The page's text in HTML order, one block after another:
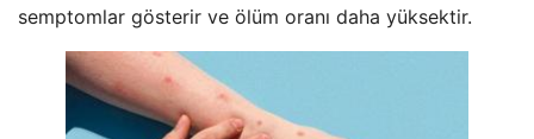
semptomlar gösterir ve ölüm oranı daha yüksektir.